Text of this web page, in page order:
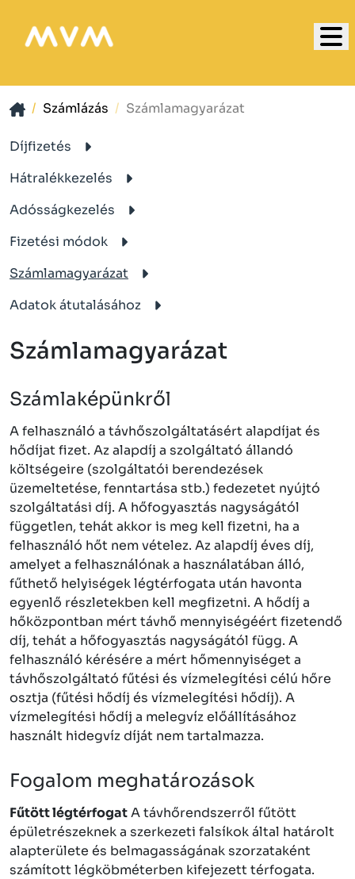
Számlázás Számlamagyarázat
Díjfizetés
Hátralékkezelés
Adósságkezelés
Fizetési módok
Számlamagyarázat
Adatok átutalásához
Számlamagyarázat
Számlaképünkről
A felhasználó a távhőszolgáltatásért alapdíjat és
hődíjat fizet. Az alapdíj a szolgáltató állandó
költségeire (szolgáltatói berendezések
üzemeltetése, fenntartása stb.) fedezetet nyújtó
szolgáltatási díj. A hőfogyasztás nagyságától
független, tehát akkor is meg kell fizetni, ha a
felhasználó hőt nem vételez. Az alapdíj éves díj,
amelyet a felhasználónak a használatában álló,
fűthető helyiségek légtérfogata után havonta
egyenlő részletekben kell megfizetni. A hődíj a
hőközpontban mért távhő mennyiségéért fizetendő
díj, tehát a hőfogyasztás nagyságától függ. A
felhasználó kérésére a mért hőmennyiséget a
távhőszolgáltató fűtési és vízmelegítési célú hőre
osztja (fűtési hődíj és vízmelegítési hődíj). A
vízmelegítési hődíj a melegvíz előállításához
használt hidegvíz díját nem tartalmazza.
Fogalom meghatározások
Fűtött légtérfogatA távhőrendszerről fűtött
épületrészeknek a szerkezeti falsíkok által határolt
alapterülete és belmagasságának szorzataként
számított légköbméterben kifejezett térfogata.